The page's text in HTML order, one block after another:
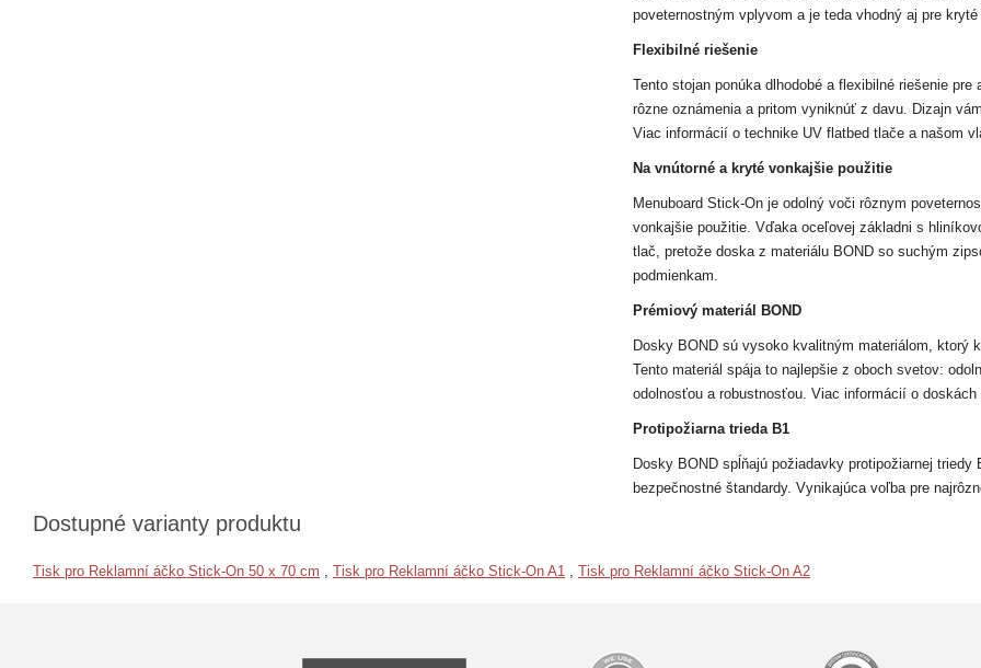
poveternostným vplyvom a je teda vhodný aj pre
Flexibilné riešenie
Tento stojan ponúka dlhodobé a flexibilné riešenie
rôzne oznámenia a pritom vyniknúť z davu. Dizajn
Viac informácií o technike UV flatbed tlače a našom
Na vnútorné a kryté vonkajšie použitie
Menuboard Stick-On je odolný voči rôznym
vonkajšie použitie. Vďaka oceľovej základni s
tlač, pretože doska z materiálu BOND so suchým
podmienkam.
Prémiový materiál BOND
Dosky BOND sú vysoko kvalitným materiálom, ktorý
Tento materiál spája to najlepšie z oboch svetov:
odolnosťou a robustnosťou. Viac informácií o doskách
Protipožiarna trieda B1
Dosky BOND spĺňajú požiadavky protipožiarnej
bezpečnostné štandardy. Vynikajúca voľba pre
Dostupné varianty produktu
Tisk pro Reklamní áčko Stick-On 50 x 70 cm , Tisk pro Reklamní áčko Stick-On A1 , Tisk pro Reklamní áčko Stick-On A2